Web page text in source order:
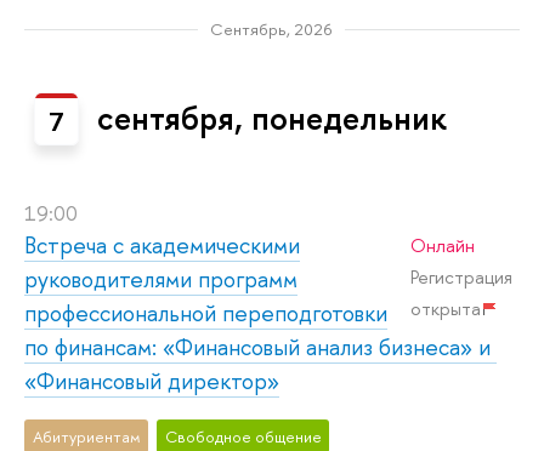
Сентябрь, 2026
7 сентября, понедельник
19:00
Онлайн
Регистрация
открыта
Встреча с академическими
руководителями программ
профессиональной переподготовки
по финансам: «Финансовый анализ бизнеса» и
«Финансовый директор»
Абитуриентам
Свободное общение